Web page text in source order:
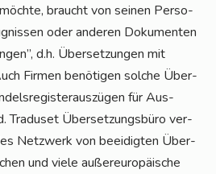
braucht von sei­nen Per­so­
oder ande­ren Doku­men­ten
d.h. Über­set­zun­gen mit
Fir­men benö­ti­gen sol­che Über­
für Aus­
Tra­du­set Über­set­zungs­bü­ro ver­
Netz­werk von beei­dig­ten Über­
und vie­le außer­eu­ro­päi­sche